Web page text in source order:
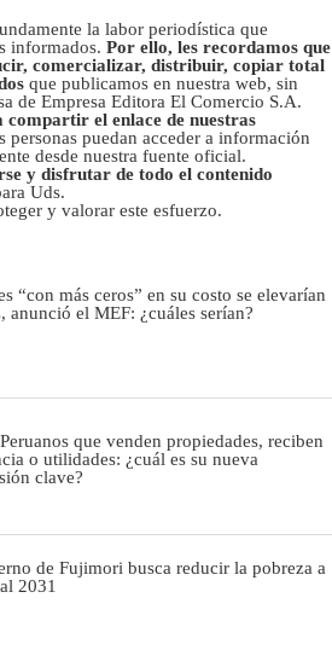
la labor periodística que
informados. Por ello, les recordamos que
comercializar, distribuir, copiar total
que publicamos en nuestra web, sin
de Empresa Editora El Comercio S.A.
compartir el enlace de nuestras
personas puedan acceder a información
desde nuestra fuente oficial.
y disfrutar de todo el contenido
Uds.
y valorar este esfuerzo.
“con más ceros” en su costo se elevarían
anunció el MEF: ¿cuáles serían?
Peruanos que venden propiedades, reciben
o utilidades: ¿cuál es su nueva
clave?
de Fujimori busca reducir la pobreza a
2031